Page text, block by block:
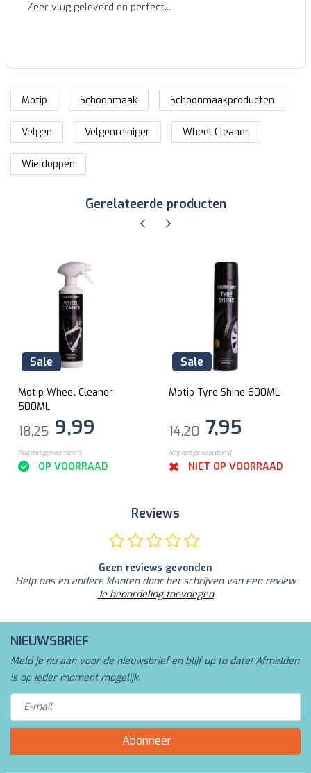
Zeer vlug geleverd en perfect...
Motip Schoonmaak Schoonmaakproducten
Velgen Velgenreiniger Wheel Cleaner
Wieldoppen
Gerelateerde producten
Sale
Motip Wheel Cleaner
500ML
18,25 9,99
Nog niet gewaardeerd
OP VOORRAAD
Sale
Motip Tyre Shine 600ML
14,20 7,95
Nog niet gewaardeerd
NIET OP VOORRAAD
Reviews
Geen reviews gevonden
Help ons en andere klanten door het schrijven van een review
Je beoordeling toevoegen
NIEUWSBRIEF
Meld je nu aan voor de nieuwsbrief en blijf up to date! Afmelden
is op ieder moment mogelijk.
Abonneer